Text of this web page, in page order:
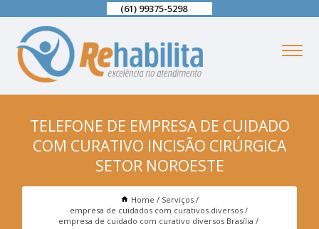
(61) 99375-5298
TELEFONE DE EMPRESA DE CUIDADO
COM CURATIVO INCISÃO CIRÚRGICA
SETOR NOROESTE
Home
Serviços
empresa de cuidados com curativos diversos
empresa de cuidado com curativo diversos Brasília